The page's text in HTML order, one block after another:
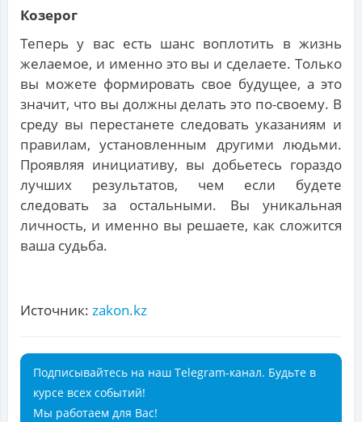
Козерог
Теперь у вас есть шанс воплотить в жизнь
желаемое, и именно это вы и сделаете. Только
вы можете формировать свое будущее, а это
значит, что вы должны делать это по-своему. В
среду вы перестанете следовать указаниям и
правилам, установленным другими людьми.
Проявляя инициативу, вы добьетесь гораздо
лучших результатов, чем если будете
следовать за остальными. Вы уникальная
личность, и именно вы решаете, как сложится
ваша судьба.
Источник: zakon.kz
Подписывайтесь на наш Telegram-канал. Будьте в
курсе всех событий!
Мы работаем для Вас!